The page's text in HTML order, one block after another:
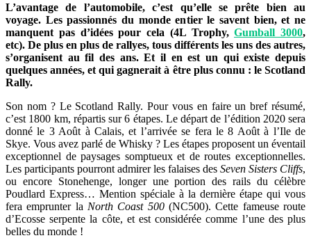
L’avantage de l’automobile, c’est qu’elle se prête bien au
voyage. Les passionnés du monde entier le savent bien, et ne
manquent pas d’idées pour cela (4L Trophy,Gumball 3000,
etc). De plus en plus de rallyes, tous différents les uns des autres,
s’organisent au fil des ans. Et il en est un qui existe depuis
quelques années, et qui gagnerait à être plus connu : le Scotland
Rally.
Son nom ? Le Scotland Rally. Pour vous en faire un bref résumé,
c’est 1800 km, répartis sur 6 étapes. Le départ de l’édition 2020 sera
donné le 3 Août à Calais, et l’arrivée se fera le 8 Août à l’Ile de
Skye. Vous avez parlé de Whisky ? Les étapes proposent un éventail
exceptionnel de paysages somptueux et de routes exceptionnelles.
Les participants pourront admirer les falaises des Seven Sisters Cliffs,
ou encore Stonehenge, longer une portion des rails du célèbre
Poudlard Express… Mention spéciale à la dernière étape qui vous
fera emprunter la North Coast 500(NC500). Cette fameuse route
d’Ecosse serpente la côte, et est considérée comme l’une des plus
belles du monde !